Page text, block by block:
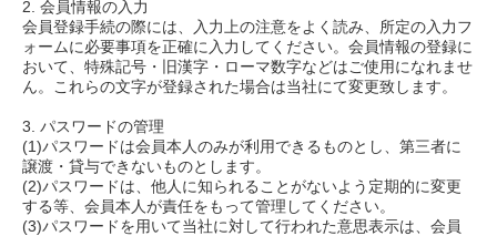
2. 会員情報の入力
会員登録手続の際には、入力上の注意をよく読み、所定の入力フ
ォームに必要事項を正確に入力してください。会員情報の登録に
おいて、特殊記号・旧漢字・ローマ数字などはご使用になれませ
ん。これらの文字が登録された場合は当社にて変更致します。
3. パスワードの管理
(1)パスワードは会員本人のみが利用できるものとし、第三者に
譲渡・貸与できないものとします。
(2)パスワードは、他人に知られることがないよう定期的に変更
する等、会員本人が責任をもって管理してください。
(3)パスワードを用いて当社に対して行われた意思表示は、会員